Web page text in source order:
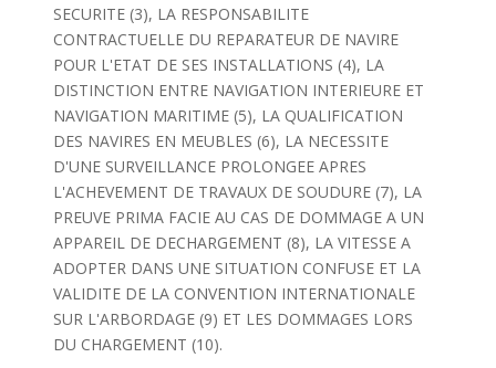
SECURITE (3), LA RESPONSABILITE
CONTRACTUELLE DU REPARATEUR DE NAVIRE
POUR L'ETAT DE SES INSTALLATIONS (4), LA
DISTINCTION ENTRE NAVIGATION INTERIEURE ET
NAVIGATION MARITIME (5), LA QUALIFICATION
DES NAVIRES EN MEUBLES (6), LA NECESSITE
D'UNE SURVEILLANCE PROLONGEE APRES
L'ACHEVEMENT DE TRAVAUX DE SOUDURE (7), LA
PREUVE PRIMA FACIE AU CAS DE DOMMAGE A UN
APPAREIL DE DECHARGEMENT (8), LA VITESSE A
ADOPTER DANS UNE SITUATION CONFUSE ET LA
VALIDITE DE LA CONVENTION INTERNATIONALE
SUR L'ARBORDAGE (9) ET LES DOMMAGES LORS
DU CHARGEMENT (10).